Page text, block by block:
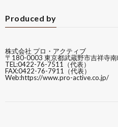
Produced by
株式会社 プロ・アクティブ
〒180-0003 東京都武蔵野市吉祥寺
TEL:0422-76-7511（代表）
FAX:0422-76-7911（代表）
Web:https://www.pro-active.co.jp/